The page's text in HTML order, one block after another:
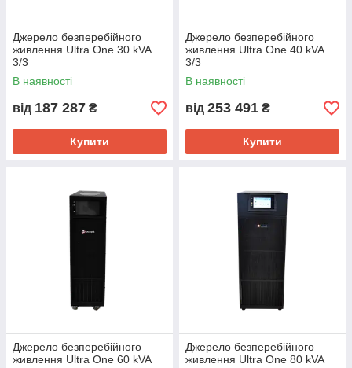
Джерело безперебійного
живлення Ultra One 30 kVA
3/3
В наявності
від 187 287 ₴
Купити
Джерело безперебійного
живлення Ultra One 40 kVA
3/3
В наявності
від 253 491 ₴
Купити
Джерело безперебійного
живлення Ultra One 60 kVA
Джерело безперебійного
живлення Ultra One 80 kVA